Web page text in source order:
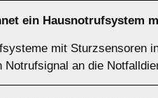
ein Hausnotrufsystem
mit Sturzsensoren
Notrufsignal an die